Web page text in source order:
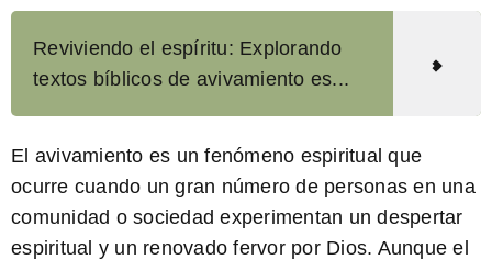
Reviviendo el espíritu: Explorando
textos bíblicos de avivamiento es...
El avivamiento es un fenómeno espiritual que
ocurre cuando un gran número de personas en una
comunidad o sociedad experimentan un despertar
espiritual y un renovado fervor por Dios. Aunque el